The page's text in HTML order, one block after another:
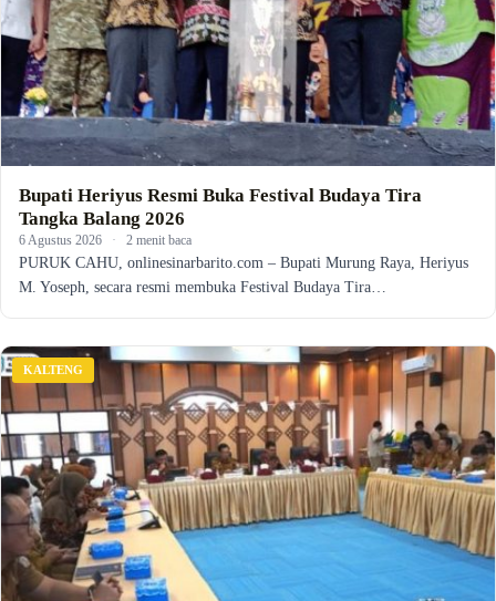
Bupati Heriyus Resmi Buka Festival Budaya Tira
Tangka Balang 2026
6 Agustus 2026 · 2 menit baca
PURUK CAHU, onlinesinarbarito.com – Bupati Murung Raya, Heriyus
M. Yoseph, secara resmi membuka Festival Budaya Tira…
KALTENG